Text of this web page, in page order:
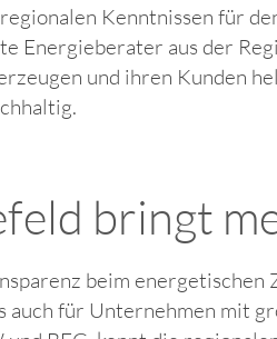
Kenntnissen für
Energieberater aus der
und ihren Kunden
bringt
beim energetischen
für Unternehmen mit